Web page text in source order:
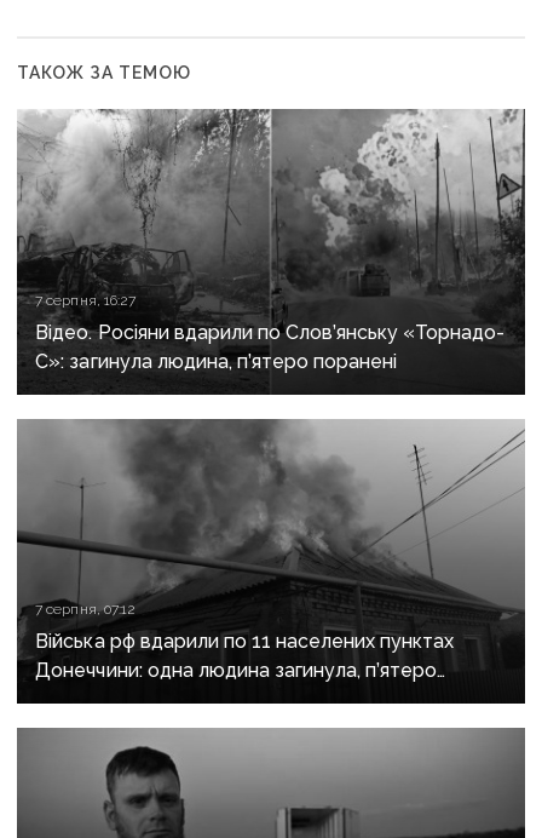
ТАКОЖ ЗА ТЕМОЮ
7 серпня, 16:27
Відео. Росіяни вдарили по Слов’янську «Торнадо-
С»: загинула людина, п’ятеро поранені
7 серпня, 07:12
Війська рф вдарили по 11 населених пунктах
Донеччини: одна людина загинула, п’ятеро
поранені